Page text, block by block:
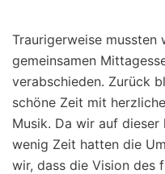
Traurigerweise mussten
gemeinsamen
verabschieden. Zurück
schöne Zeit mit
Musik. Da wir auf
wenig Zeit hatten die
wir, dass die Vision des